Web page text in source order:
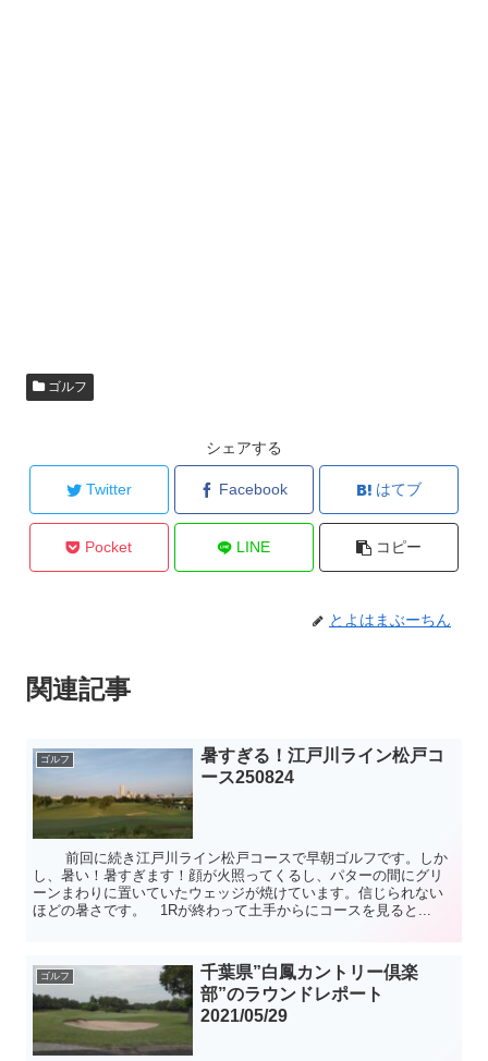
ゴルフ
シェアする
Twitter Facebook はてブ
Pocket LINE コピー
とよはまぶーちん
関連記事
ゴルフ
暑すぎる！江戸川ライン松戸コ
ース250824
前回に続き江戸川ライン松戸コースで早朝ゴルフです。しか
し、暑い！暑すぎます！顔が火照ってくるし、パターの間にグリ
ーンまわりに置いていたウェッジが焼けています。信じられない
ほどの暑さです。 1Rが終わって土手からにコースを見ると...
ゴルフ
千葉県”白鳳カントリー倶楽
部”のラウンドレポート
2021/05/29